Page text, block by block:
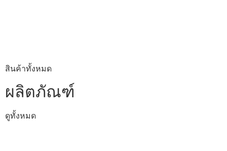
สินค้าทั้งหมด
ผลิตภัณฑ์
ดูทั้งหมด